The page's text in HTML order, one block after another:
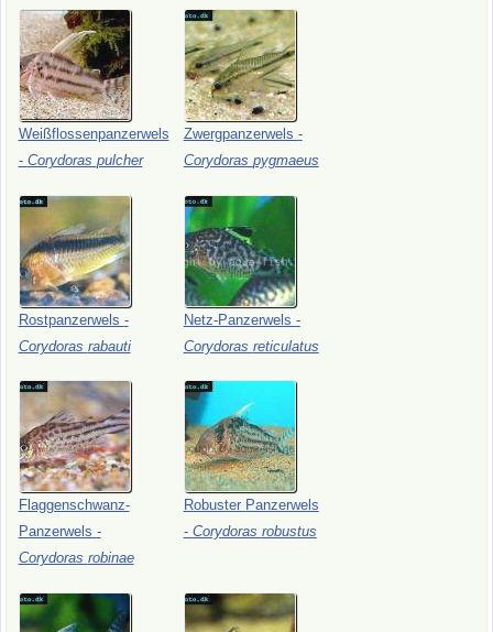
Weißflossenpanzerwels
- Corydoras pulcher
Zwergpanzerwels -
Corydoras pygmaeus
Rostpanzerwels -
Corydoras rabauti
Netz-Panzerwels -
Corydoras reticulatus
Flaggenschwanz-
Panzerwels -
Corydoras robinae
Robuster Panzerwels
- Corydoras robustus